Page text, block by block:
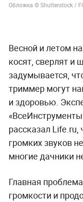
Обложка © Shutterstock /
Весной и летом
косят, сверлят и
задумывается,
триммер могут
и здоровью.
рассказал Life.ru,
громких звуков
многие дачники
Главная
громкости и